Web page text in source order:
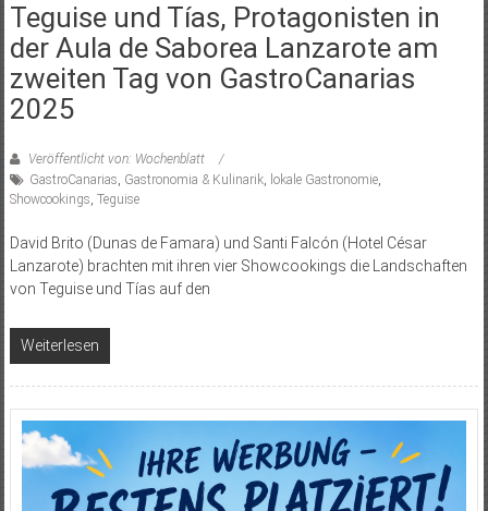
Teguise und Tías, Protagonisten in
der Aula de Saborea Lanzarote am
zweiten Tag von GastroCanarias
2025
Veröffentlicht von: Wochenblatt
GastroCanarias, Gastronomia & Kulinarik, lokale Gastronomie,
Showcookings, Teguise
David Brito (Dunas de Famara) und Santi Falcón (Hotel César
Lanzarote) brachten mit ihren vier Showcookings die Landschaften
von Teguise und Tías auf den
Weiterlesen